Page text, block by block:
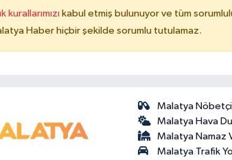
kurallarımızı kabul etmiş bulunuyor ve tüm
Haber hiçbir şekilde sorumlu tutulamaz.
Malatya
Malatya Hava
Malatya Namaz
Malatya Trafik